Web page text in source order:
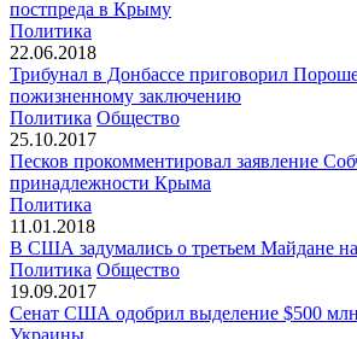
постпреда в Крыму
Политика
22.06.2018
Трибунал в Донбассе приговорил
пожизненному заключению
Политика Общество
25.10.2017
Песков прокомментировал заявление
принадлежности Крыма
Политика
11.01.2018
В США задумались о третьем Майдане
Политика Общество
19.09.2017
Сенат США одобрил выделение $500
Украины